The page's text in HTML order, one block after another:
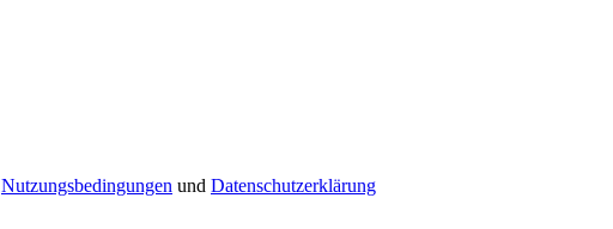
Nutzungsbedingungen und Datenschutzerklärung